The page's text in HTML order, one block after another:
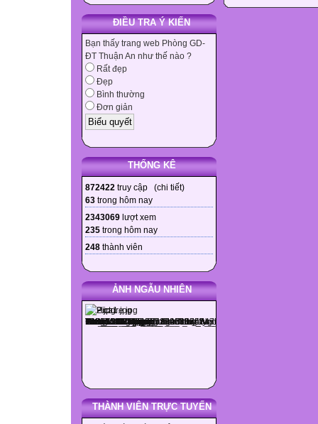
ĐIỀU TRA Ý KIẾN
Bạn thấy trang web Phòng GD-
ĐT Thuận An như thế nào ?
Rất đẹp
Đẹp
Bình thường
Đơn giản
THỐNG KÊ
872422 truy cập (chi tiết)
63 trong hôm nay
2343069 lượt xem
235 trong hôm nay
248 thành viên
ẢNH NGẪU NHIÊN
THÀNH VIÊN TRỰC TUYẾN